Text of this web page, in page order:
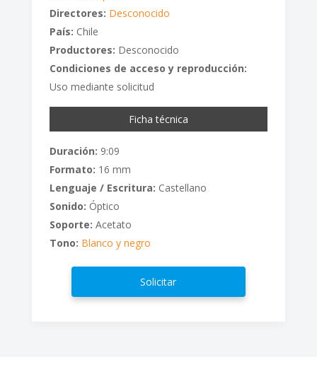
Directores: Desconocido
País: Chile
Productores: Desconocido
Condiciones de acceso y reproducción:
Uso mediante solicitud
Ficha técnica
Duración: 9:09
Formato: 16 mm
Lenguaje / Escritura: Castellano
Sonido: Óptico
Soporte: Acetato
Tono: Blanco y negro
Solicitar